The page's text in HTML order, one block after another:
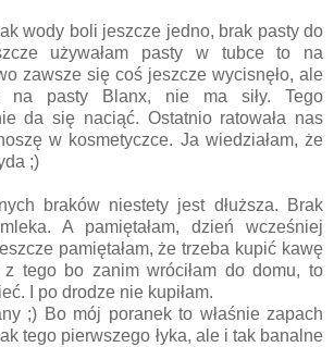
wody boli jeszcze jedno, brak pasty do
używałam pasty w tubce to na
zawsze się coś jeszcze wycisnęło, ale
na pasty Blanx, nie ma siły. Tego
da się naciąć. Ostatnio ratowała nas
w kosmetyczce. Ja wiedziałam, że
;)
braków niestety jest dłuższa. Brak
A pamiętałam, dzień wcześniej
pamiętałam, że trzeba kupić kawę
tego bo zanim wróciłam do domu, to
I po drodze nie kupiłam.
;) Bo mój poranek to właśnie zapach
tego pierwszego łyka, ale i tak banalne